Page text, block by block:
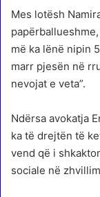
Mes lotësh
më ka lënë nipin
marr pjesën në
nevojat e veta”.
Ndërsa avokatja
ka të drejtën të
vend që i
sociale në